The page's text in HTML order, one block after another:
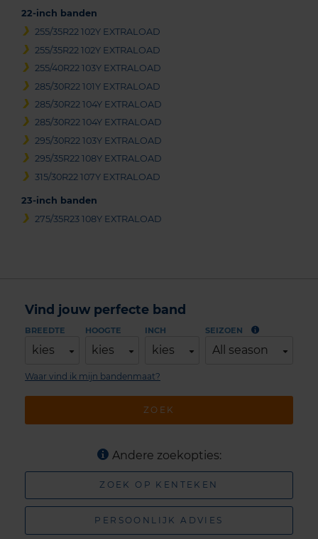
22-inch banden
255/35R22 102Y EXTRALOAD
255/35R22 102Y EXTRALOAD
255/40R22 103Y EXTRALOAD
285/30R22 101Y EXTRALOAD
285/30R22 104Y EXTRALOAD
285/30R22 104Y EXTRALOAD
295/30R22 103Y EXTRALOAD
295/35R22 108Y EXTRALOAD
315/30R22 107Y EXTRALOAD
23-inch banden
275/35R23 108Y EXTRALOAD
Vind jouw perfecte band
BREEDTE
kies
HOOGTE
kies
INCH
kies
SEIZOEN
All season
ZOEK
Waar vind ik mijn bandenmaat?
Andere zoekopties:
ZOEK OP KENTEKEN
PERSOONLIJK ADVIES